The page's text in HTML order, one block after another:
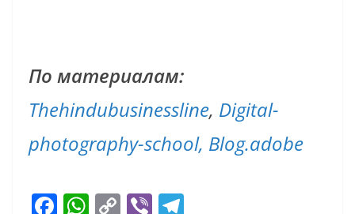
По материалам:
Thehindubusinessline, Digital-
photography-school, Blog.adobe
F W C Vi